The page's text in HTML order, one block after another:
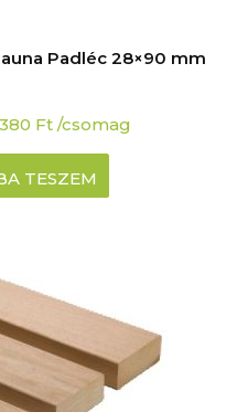
Padléc 28×90 mm
Ft /csomag
TESZEM